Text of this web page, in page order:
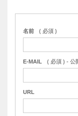
名前 ( 必須 )
E-MAIL ( 必須 ) - 公
URL